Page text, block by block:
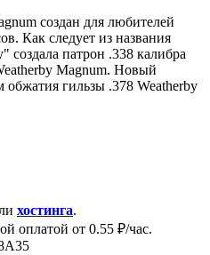
создан для любителей
Как следует из названия
создала патрон .338 калибра
Magnum. Новый
гильзы .378 Weatherby
хостинга.
оплатой от 0.55 ₽/час.